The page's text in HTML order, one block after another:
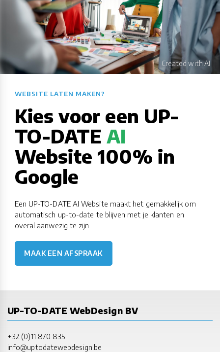
WEBSITE LATEN MAKEN?​​​​​​​​​​​​​​
Kies voor een UP-
TO-DATE AI
Website 100% in
Google
Een UP-TO-DATE AI Website maakt het gemakkelijk om
automatisch up-to-date te blijven met je klanten en
overal aanwezig te zijn.
MAAK EEN AFSPRAAK
UP-TO-DATE WebDesign BV
+32 (0)11 870 835
info@uptodatewebdesign.be